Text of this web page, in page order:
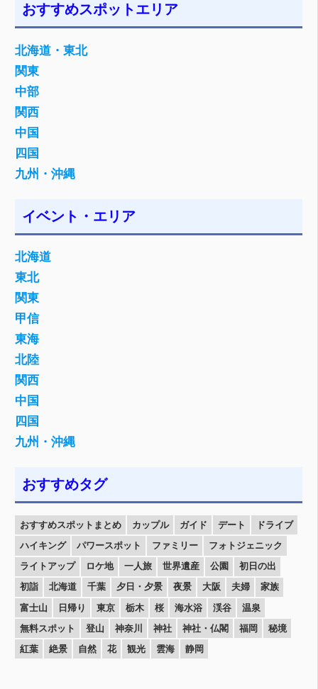
おすすめスポットエリア
北海道・東北
関東
中部
関西
中国
四国
九州・沖縄
イベント・エリア
北海道
東北
関東
甲信
東海
北陸
関西
中国
四国
九州・沖縄
おすすめタグ
おすすめスポットまとめ カップル ガイド デート
ドライブ
ハイキング
パワースポット ファミリー
フォトジェニック
ライトアップ
ロケ地 一人旅 世界遺産 公園
初日の出
初詣
北海道 千葉 夕日・夕景 夜景 大阪 夫婦
家族
富士山
日帰り 東京 栃木 桜 海水浴 渓谷
温泉
無料スポット
登山 神奈川 神社 神社・仏閣 福岡
秘境
紅葉
絶景 自然 花 観光 雲海 静岡